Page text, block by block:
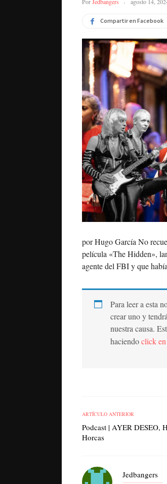
Compartir en Facebook
por Hugo García No
película «The Hidden»,
agente del FBI y que
Para leer a esta
crear uno y
nuestra causa.
haciendoclick
ARTÍCULO ANTERIOR
Podcast | AYER DESEO,
Horcas
Jedbangers